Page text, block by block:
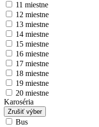
11 miestne
12 miestne
13 miestne
14 miestne
15 miestne
16 miestne
17 miestne
18 miestne
19 miestne
20 miestne
Karoséria
Zrušiť výber
Bus